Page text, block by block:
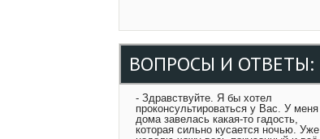
ВОПРОСЫ И ОТВЕТЫ:
- Здравствуйте. Я бы хотел
проконсультироваться у Вас. У меня
дома завелась какая-то гадость,
которая сильно кусается ночью. Уже